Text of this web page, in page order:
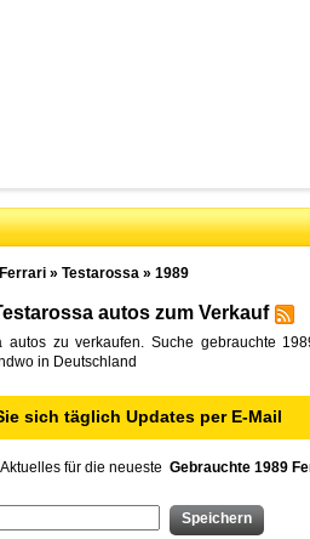
Ferrari» Testarossa» 1989
autos zum Verkauf
autos zu verkaufen. Suche gebrauchte
in Deutschland
sich täglich Updates per E-Mail
für die neueste Gebrauchte 1989